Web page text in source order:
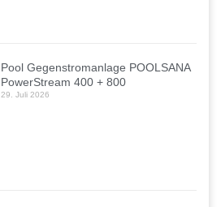
Pool Gegenstromanlage POOLSANA
PowerStream 400 + 800
29. Juli 2026